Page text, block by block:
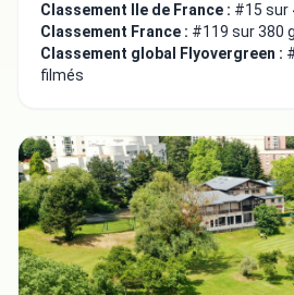
Classement Ile de France : #15 sur
Classement France : #119 sur 380
Classement global Flyovergreen :
filmés